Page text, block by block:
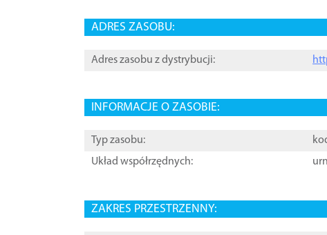
ADRES ZASOBU:
Adres zasobu z dystrybucji:
INFORMACJE O ZASOBIE:
Typ zasobu:
Układ współrzędnych:
ZAKRES PRZESTRZENNY: